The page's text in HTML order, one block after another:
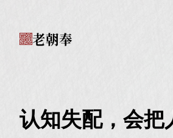
老朝奉
认知失配，会把